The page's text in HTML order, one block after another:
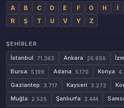
A B C D E F G H İ
R
Ş T U V Y Z
ŞEHIRLER
İstanbul
71.363 Ankara 26.656
Bursa 5.199 Adana 5.170 Konya
Gaziantep 3.717 Kayseri 3.272
Muğla 2.525 Şanlıurfa 2.444